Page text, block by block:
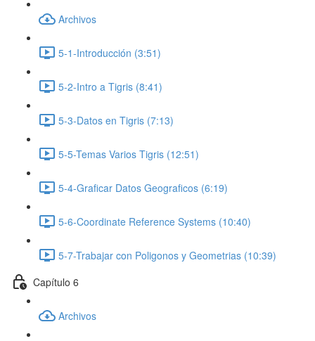
Archivos
5-1-Introducción (3:51)
5-2-Intro a Tigris (8:41)
5-3-Datos en Tigris (7:13)
5-5-Temas Varios Tigris (12:51)
5-4-Graficar Datos Geograficos (6:19)
5-6-Coordinate Reference Systems (10:40)
5-7-Trabajar con Poligonos y Geometrias (10:39)
Capítulo 6
Archivos